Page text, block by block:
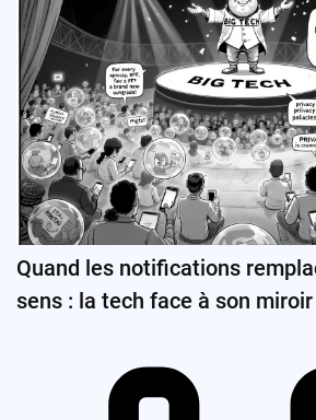
Quand les notifications
sens : la tech face à son